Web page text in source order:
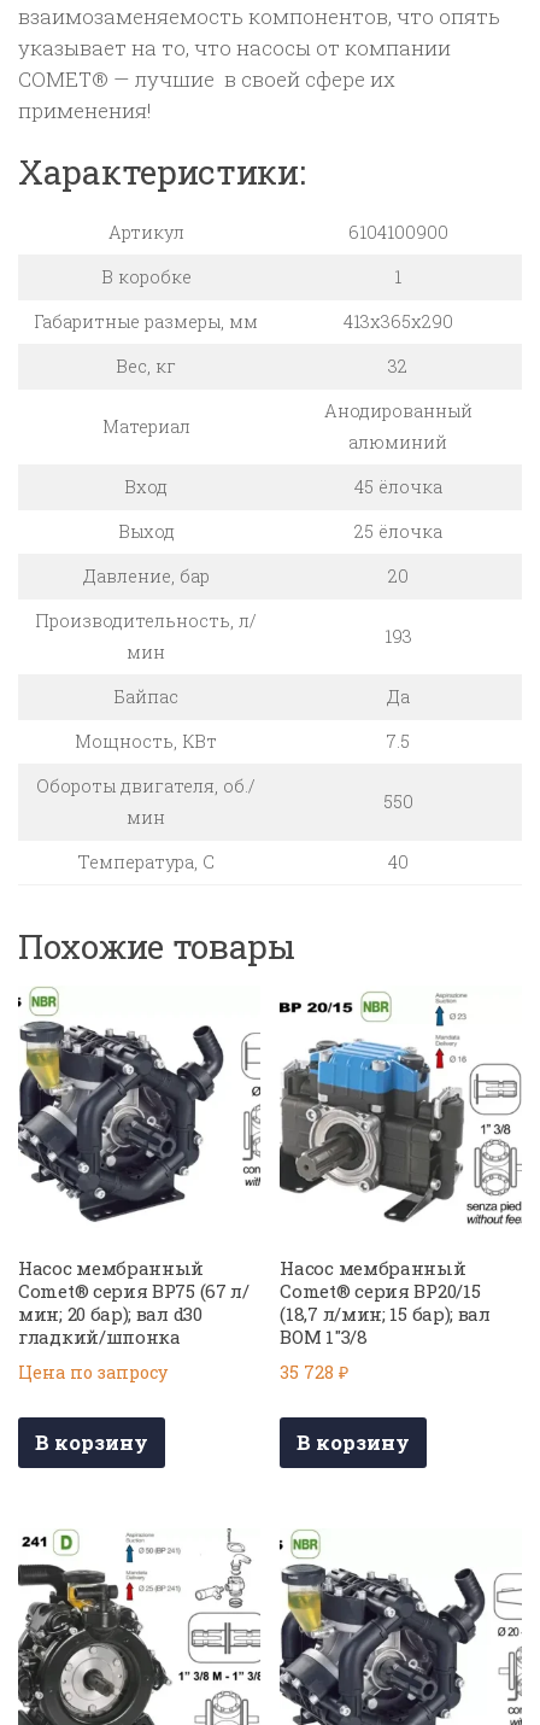
взаимозаменяемость компонентов, что опять
указывает на то, что насосы от компании
COMET® — лучшие в своей сфере их
применения!
Характеристики:
Артикул
6104100900
В коробке
1
Габаритные размеры, мм
413x365x290
Вес, кг
32
Материал
Анодированный
алюминий
Вход
45 ёлочка
Выход
25 ёлочка
Давление, бар
20
Производительность, л/
мин
193
Байпас
Да
Мощность, КВт
7.5
Обороты двигателя, об./
мин
550
Температура, C 40
Похожие товары
Насос мембранный
Comet® серия BP75 (67 л/
мин; 20 бар); вал d30
гладкий/шпонка
Цена по запросу
В корзину
Насос мембранный
Comet® серия BP20/15
(18,7 л/мин; 15 бар); вал
ВОМ 1″3/8
35 728₽
В корзину